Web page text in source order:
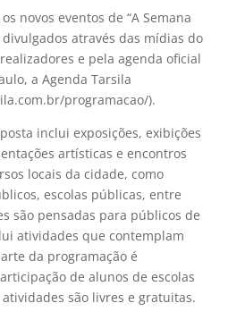
novos eventos de “A Semana
divulgados através das mídias do
e pela agenda oficial
a Agenda Tarsila
programacao/).
inclui exposições, exibições
artísticas e encontros
locais da cidade, como
escolas públicas, entre
são pensadas para públicos de
atividades que contemplam
da programação é
de alunos de escolas
são livres e gratuitas.